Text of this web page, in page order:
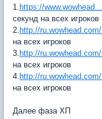
1. https://
секунд на всех игроков
2. http://
на всех игроков
3. http://
на всех игроков
4. http://
на всех игроков
Далее фаза ХП